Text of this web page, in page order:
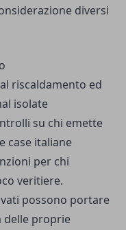
diversi
riscaldamento ed
isolate
su chi emette
case italiane
per chi
veritiere.
possono portare
delle proprie